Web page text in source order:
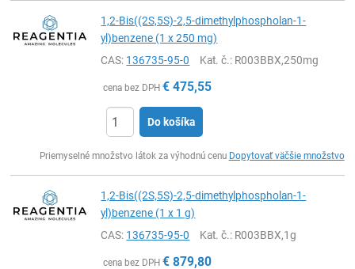
1,2-Bis((2S,5S)-2,5-dimethylphospholan-1-
yl)benzene (1 x 250 mg)
CAS: 136735-95-0 Kat. č.: R003BBX,250mg
cena bez DPH € 475,55
Do košíka
Priemyselné množstvo látok za výhodnú cenu Dopytovať väčšie množstvo
1,2-Bis((2S,5S)-2,5-dimethylphospholan-1-
yl)benzene (1 x 1 g)
CAS: 136735-95-0 Kat. č.: R003BBX,1g
cena bez DPH € 879,80